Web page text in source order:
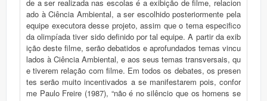
de a ser realizada nas escolas é a exibição de filme, relacion
ado à Ciência Ambiental, a ser escolhido posteriormente pela
equipe executora desse projeto, assim que o tema especifico
da olimpíada tiver sido definido por tal equipe. A partir da exib
ição deste filme, serão debatidos e aprofundados temas vincu
lados à Ciência Ambiental, e aos seus temas transversais, qu
e tiverem relação com filme. Em todos os debates, os presen
tes serão muito incentivados a se manifestarem pois, confor
me Paulo Freire (1987), “não é no silêncio que os homens se